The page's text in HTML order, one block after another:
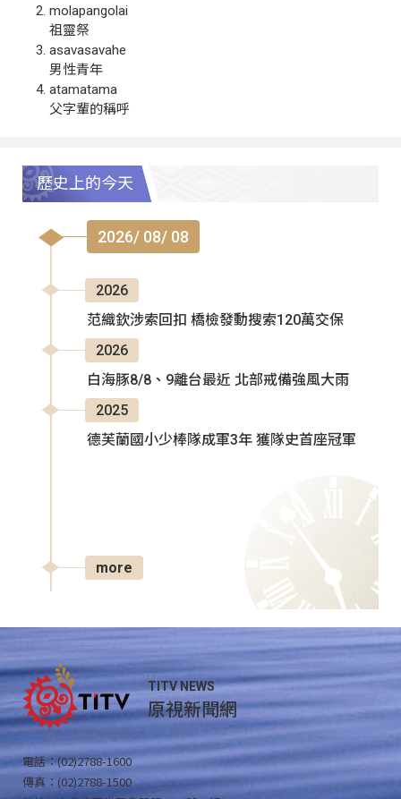
molapangolai
祖靈祭
asavasavahe
男性青年
atamatama
父字輩的稱呼
歷史上的今天
2026/ 08/ 08
2026
范織欽涉索回扣 橋檢發動搜索120萬交保
2026
白海豚8/8、9離台最近 北部戒備強風大雨
2025
德芙蘭國小少棒隊成軍3年 獲隊史首座冠軍
more
TITV NEWS
原視新聞網
電話：(02)2788-1600
傳真：(02)2788-1500